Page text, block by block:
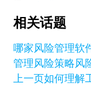
相关话题
哪家风险管理软
管理风险策略风
上一页如何理解